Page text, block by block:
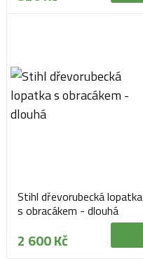
Stihl dřevorubecká lopatka
s obracákem - dlouhá
2 600 Kč